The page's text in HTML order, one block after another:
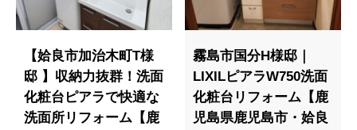
【姶良市加治木町T様
邸 】収納力抜群！洗面
化粧台ピアラで快適な
洗面所リフォーム【鹿
霧島市国分H様邸｜
LIXILピアラW750洗面
化粧台リフォーム【鹿
児島県鹿児島市・姶良